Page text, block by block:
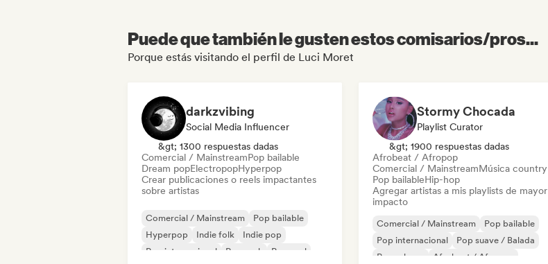
Puede que también le gusten estos comisarios/pros...
Porque estás visitando el perfil de Luci Moret
darkzvibing
Social Media Influencer
&gt; 1300 respuestas dadas
Comercial / MainstreamPop bailable
Dream popElectropopHyperpop
Crear publicaciones o reels impactantes
sobre artistas
Comercial / Mainstream
Pop bailable
Hyperpop
Indie folk
Indie pop
Pop internacional
Pop rock Pop soul
Stormy Chocada
Playlist Curator
&gt; 1900 respuestas dadas
Afrobeat / Afropop
Comercial / MainstreamMúsica country
Pop bailableHip-hop
Agregar artistas a mis playlists de mayor
impacto
Comercial / Mainstream
Pop bailable
Pop internacional
Pop suave / Balada
Pop urbano
Afrobeat / Afropop